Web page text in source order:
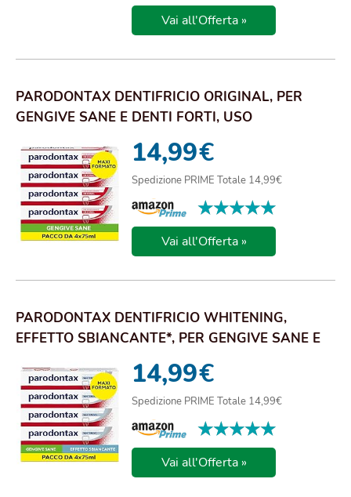
Vai all'Offerta »
PARODONTAX DENTIFRICIO ORIGINAL, PER
GENGIVE SANE E DENTI FORTI, USO
14,99€
Spedizione PRIME Totale 14,99€
★★★★★
★★★★★
Vai all'Offerta »
PARODONTAX DENTIFRICIO WHITENING,
EFFETTO SBIANCANTE*, PER GENGIVE SANE E
14,99€
Spedizione PRIME Totale 14,99€
★★★★★
★★★★★
Vai all'Offerta »